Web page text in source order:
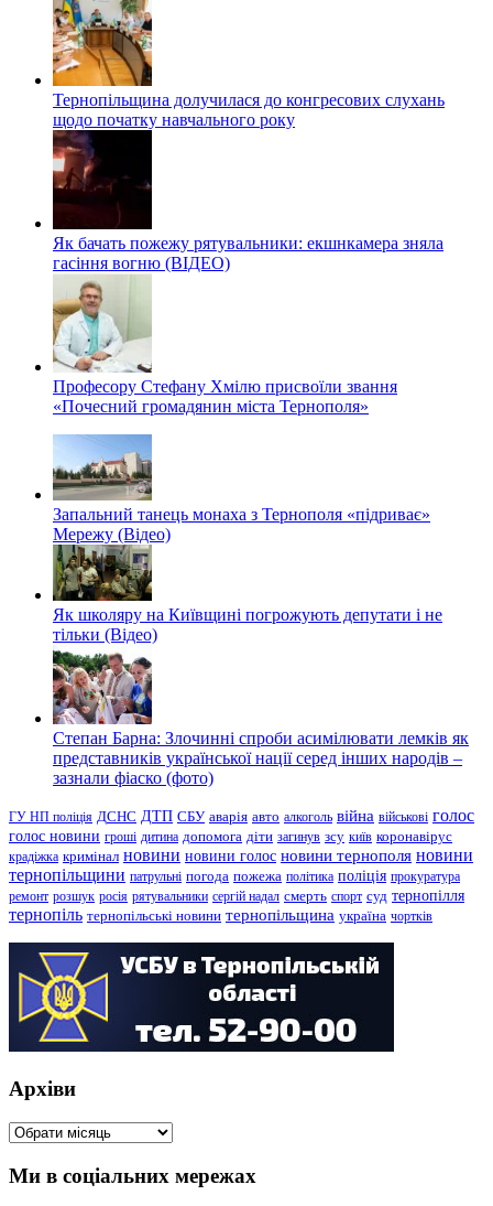
Тернопільщина долучилася до конгресових слухань
щодо початку навчального року
Як бачать пожежу рятувальники: екшнкамера зняла
гасіння вогню (ВІДЕО)
Професору Стефану Хмілю присвоїли звання
«Почесний громадянин міста Тернополя»
Запальний танець монаха з Тернополя «підриває»
Мережу (Відео)
Як школяру на Київщині погрожують депутати і не
тільки (Відео)
Степан Барна: Злочинні спроби асимілювати лемків як
представників української нації серед інших народів –
зазнали фіаско (фото)
ГУ НП поліція ДСНС ДТП СБУ аварія авто алкоголь війна військові голос
голос новини гроші дитина допомога діти загинув зсу київ коронавірус
крадіжка кримінал новини новини голос новини тернополя новини
тернопільщини патрульні погода пожежа політика поліція прокуратура
ремонт розшук росія рятувальники сергій надал смерть спорт суд тернопілля
тернопіль тернопільські новини тернопільщина україна чортків
Архіви
Архіви
Ми в соціальних мережах